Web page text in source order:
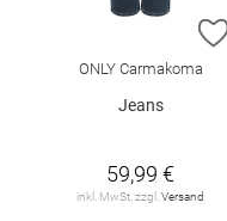
ONLY Carmakoma
Jeans
59,99 €
inkl. MwSt. zzgl. Versand